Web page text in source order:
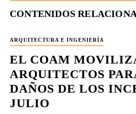
CONTENIDOS
ARQUITECTURA E INGENIERÍA
EL COAM
ARQUITECTOS
DAÑOS DE LOS
JULIO